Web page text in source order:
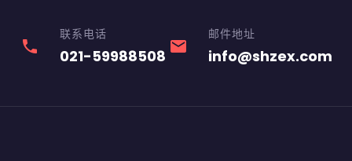
phone
联系电话
021-59988508 email
邮件地址
info@shzex.com